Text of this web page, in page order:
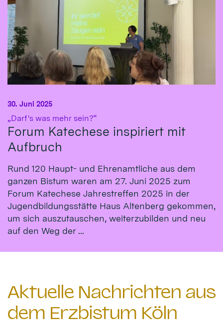
„Darf's was mehr sein?“
Forum Katechese inspiriert mit
Aufbruch
30. Juni 2025
Rund 120 Haupt- und Ehrenamtliche aus dem
ganzen Bistum waren am 27. Juni 2025 zum
Forum Katechese Jahrestreffen 2025 in der
Jugendbildungsstätte Haus Altenberg gekommen,
um sich auszutauschen, weiterzubilden und neu
auf den Weg der ...
Aktuelle Nachrichten aus
dem Erzbistum Köln